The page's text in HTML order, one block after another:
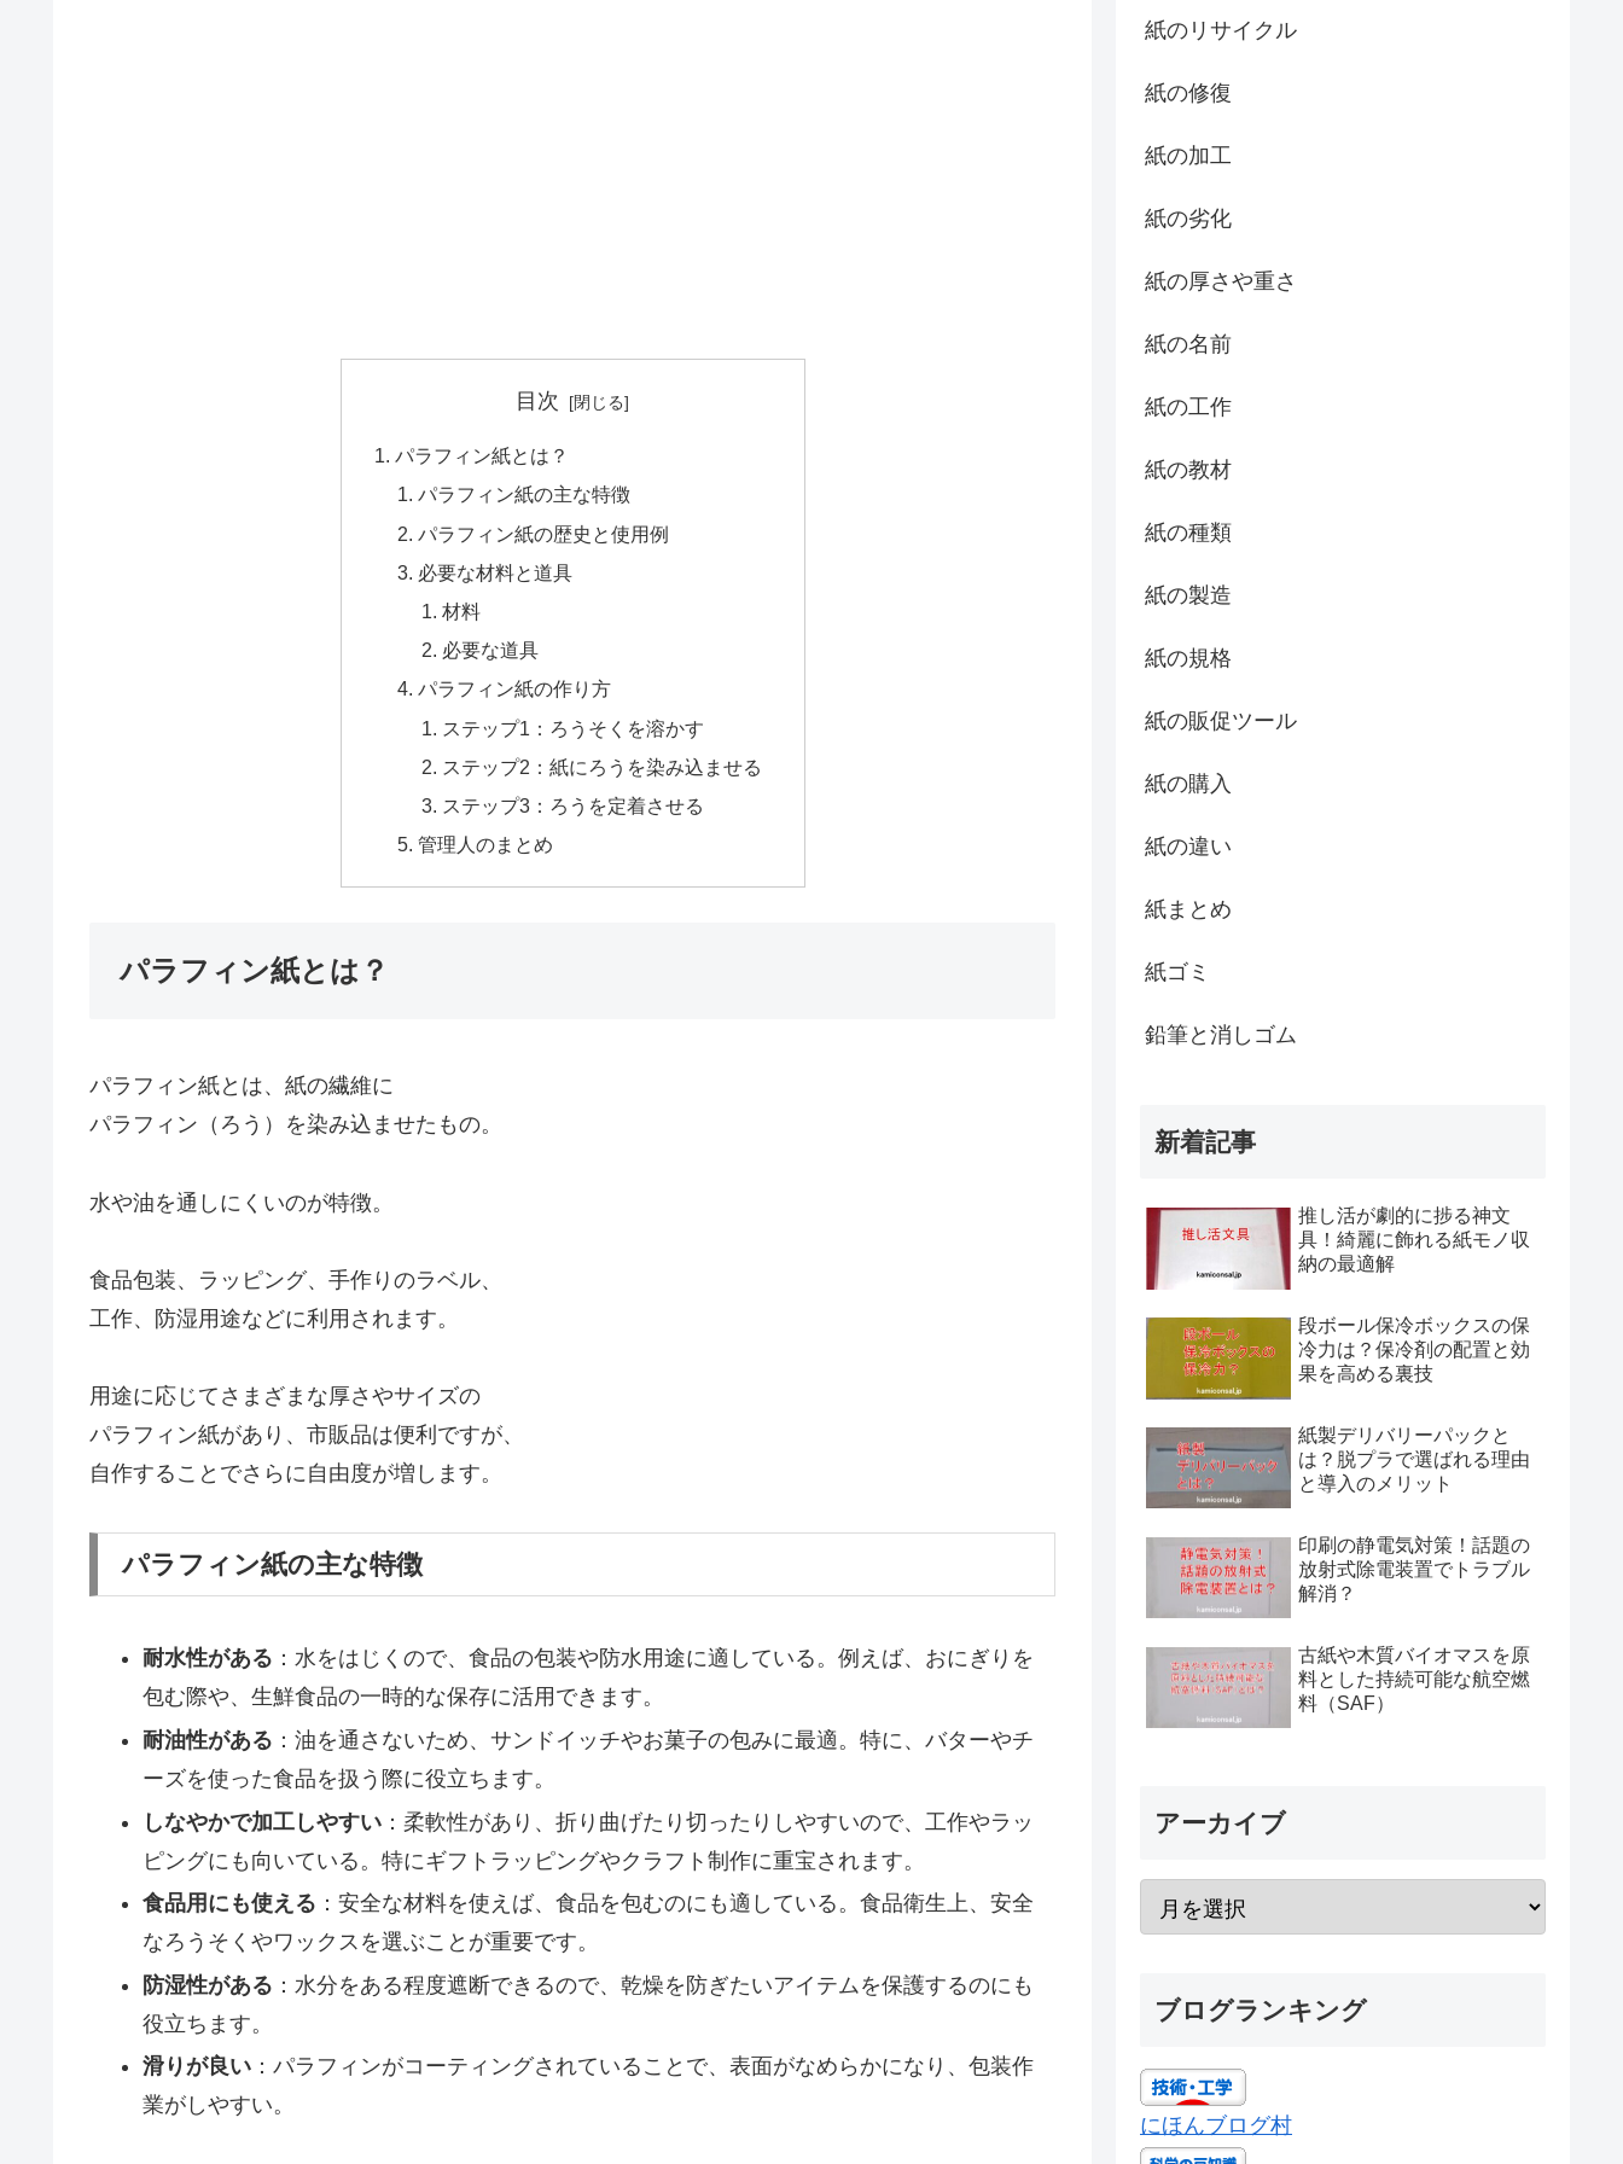
目次
パラフィン紙とは？
パラフィン紙の主な特徴
パラフィン紙の歴史と使用例
必要な材料と道具
材料
必要な道具
パラフィン紙の作り方
ステップ1：ろうそくを溶かす
ステップ2：紙にろうを染み込ませる
ステップ3：ろうを定着させる
管理人のまとめ
パラフィン紙とは？
パラフィン紙とは、紙の繊維に
パラフィン（ろう）を染み込ませたもの。
水や油を通しにくいのが特徴。
食品包装、ラッピング、手作りのラベル、
工作、防湿用途などに利用されます。
用途に応じてさまざまな厚さやサイズの
パラフィン紙があり、市販品は便利ですが、
自作することでさらに自由度が増します。
パラフィン紙の主な特徴
耐水性がある ：水をはじくので、食品の包装や防水用途に適している。例えば、おにぎりを
包む際や、生鮮食品の一時的な保存に活用できます。
耐油性がある ：油を通さないため、サンドイッチやお菓子の包みに最適。特に、バターやチ
ーズを使った食品を扱う際に役立ちます。
しなやかで加工しやすい：柔軟性があり、折り曲げたり切ったりしやすいので、工作やラッ
ピングにも向いている。特にギフトラッピングやクラフト制作に重宝されます。
食品用にも使える ：安全な材料を使えば、食品を包むのにも適している。食品衛生上、安全
なろうそくやワックスを選ぶことが重要です。
防湿性がある ：水分をある程度遮断できるので、乾燥を防ぎたいアイテムを保護するのにも
役立ちます。
滑りが良い：パラフィンがコーティングされていることで、表面がなめらかになり、包装作
業がしやすい。
紙のリサイクル
紙の修復
紙の加工
紙の劣化
紙の厚さや重さ
紙の名前
紙の工作
紙の教材
紙の種類
紙の製造
紙の規格
紙の販促ツール
紙の購入
紙の違い
紙まとめ
紙ゴミ
鉛筆と消しゴム
新着記事
推し活が劇的に捗る神文
具！綺麗に飾れる紙モノ収
納の最適解
段ボール保冷ボックスの保
冷力は？保冷剤の配置と効
果を高める裏技
紙製デリバリーパックと
は？脱プラで選ばれる理由
と導入のメリット
印刷の静電気対策！話題の
放射式除電装置でトラブル
解消？
古紙や木質バイオマスを原
料とした持続可能な航空燃
料（SAF）
アーカイブ
ブログランキング
にほんブログ村